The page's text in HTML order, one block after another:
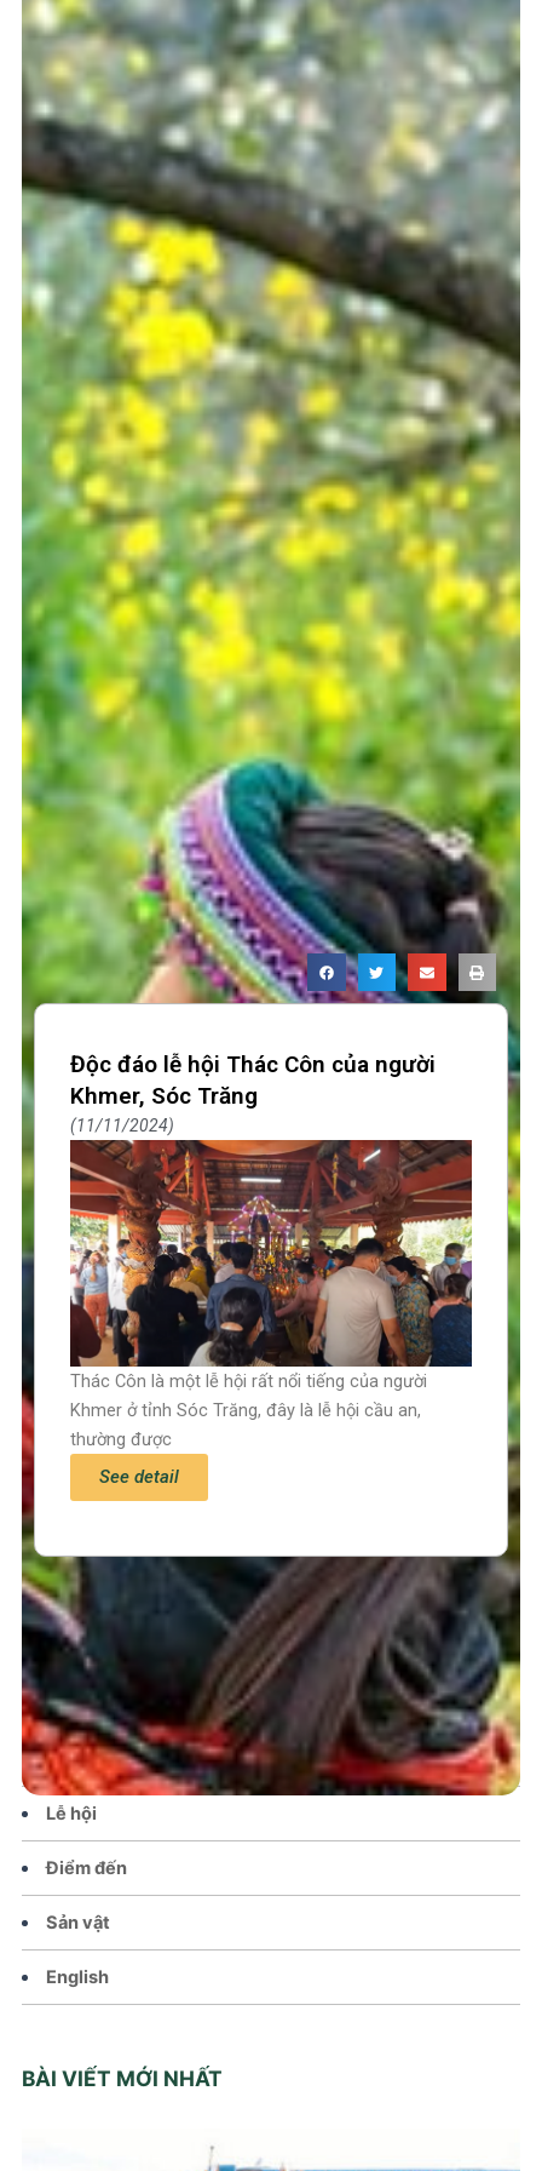
Trang chủ
Tin tức – Sự kiện
Chính sách
Văn hoá – Đời sống
Lễ hội
Điểm đến
Sản vật
English
BÀI VIẾT MỚI NHẤT
Độc đáo lễ hội Thác Côn của người
Khmer, Sóc Trăng
11/11/2024
Thác Côn là một lễ hội rất nổi tiếng của người
Khmer ở tỉnh Sóc Trăng, đây là lễ hội cầu an,
thường được
See detail